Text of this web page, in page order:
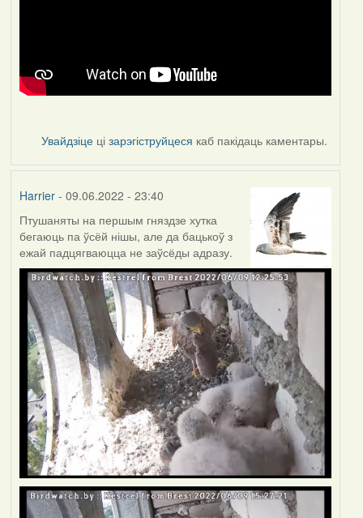
Увайдзіце цізарэгіструйцеся каб пакідаць каментары.
Harrier- 09.06.2022 - 23:40
Птушаняты на першым гняздзе хутка
бегаюць па ўсёй нішы, але да бацькоў з
ежай падцягваюцца не заўсёды адразу.